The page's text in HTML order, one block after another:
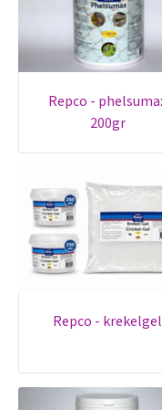
repco - phelsumax
200gr
repco - krekelgel